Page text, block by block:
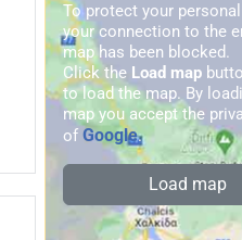
To protect your
your connection to the
map has been blocked.
Click the Load map
to load the map. By
map you accept the
ofGoogle.
Load map